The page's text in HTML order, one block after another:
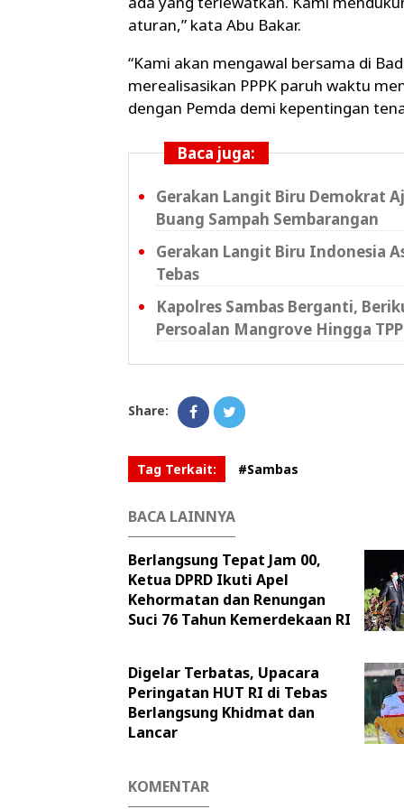
aturan,” kata Abu Bakar.
“Kami akan mengawal bersama di
merealisasikan PPPK paruh waktu
dengan Pemda demi kepentingan
Baca juga:
Gerakan Langit Biru Demokrat
Buang Sampah Sembarangan
Gerakan Langit Biru Indonesia
Tebas
Kapolres Sambas Berganti,
Persoalan Mangrove Hingga
Share:
Tag Terkait: #Sambas
BACA LAINNYA
Berlangsung Tepat Jam 00,
Ketua DPRD Ikuti Apel
Kehormatan dan Renungan
Suci 76 Tahun Kemerdekaan RI
Digelar Terbatas, Upacara
Peringatan HUT RI di Tebas
Berlangsung Khidmat dan
Lancar
KOMENTAR